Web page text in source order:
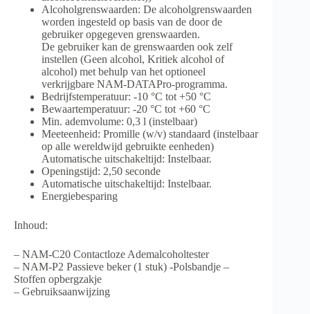
Alcoholgrenswaarden: De alcoholgrenswaarden
worden ingesteld op basis van de door de
gebruiker opgegeven grenswaarden.
De gebruiker kan de grenswaarden ook zelf
instellen (Geen alcohol, Kritiek alcohol of
alcohol) met behulp van het optioneel
verkrijgbare NAM-DATAPro-programma.
Bedrijfstemperatuur: -10 °C tot +50 °C
Bewaartemperatuur: -20 °C tot +60 °C
Min. ademvolume: 0,3 l (instelbaar)
Meeteenheid: Promille (w/v) standaard (instelbaar
op alle wereldwijd gebruikte eenheden)
Automatische uitschakeltijd: Instelbaar.
Openingstijd: 2,50 seconde
Automatische uitschakeltijd: Instelbaar.
Energiebesparing
Inhoud:
– NAM-C20 Contactloze Ademalcoholtester
– NAM-P2 Passieve beker (1 stuk) -Polsbandje –
Stoffen opbergzakje
– Gebruiksaanwijzing